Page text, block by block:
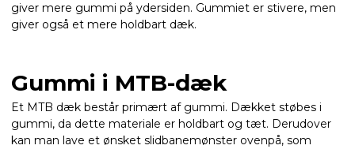
giver mere gummi på ydersiden. Gummiet er stivere, men
giver også et mere holdbart dæk.
Gummi i MTB-dæk
Et MTB dæk består primært af gummi. Dækket støbes i
gummi, da dette materiale er holdbart og tæt. Derudover
kan man lave et ønsket slidbanemønster ovenpå, som